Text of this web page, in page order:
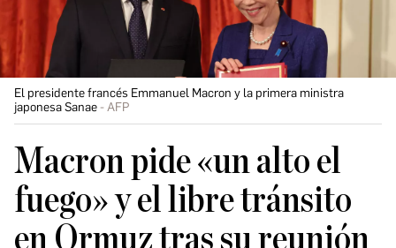
El presidente francés Emmanuel Macron y la primera ministra
japonesa Sanae
AFP
Macron pide «un alto el
fuego» y el libre tránsito
en Ormuz tras su reunión